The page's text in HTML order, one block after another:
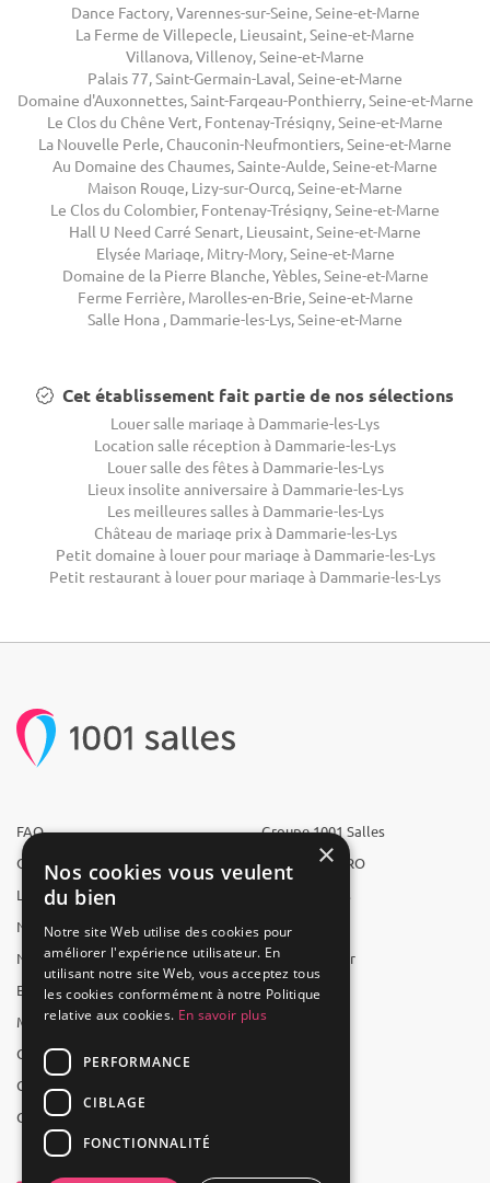
Dance Factory, Varennes-sur-Seine, Seine-et-Marne
La Ferme de Villepecle, Lieusaint, Seine-et-Marne
Villanova, Villenoy, Seine-et-Marne
Palais 77, Saint-Germain-Laval, Seine-et-Marne
Domaine d'Auxonnettes, Saint-Fargeau-Ponthierry, Seine-et-Marne
Le Clos du Chêne Vert, Fontenay-Trésigny, Seine-et-Marne
La Nouvelle Perle, Chauconin-Neufmontiers, Seine-et-Marne
Au Domaine des Chaumes, Sainte-Aulde, Seine-et-Marne
Maison Rouge, Lizy-sur-Ourcq, Seine-et-Marne
Le Clos du Colombier, Fontenay-Trésigny, Seine-et-Marne
Hall U Need Carré Senart, Lieusaint, Seine-et-Marne
Elysée Mariage, Mitry-Mory, Seine-et-Marne
Domaine de la Pierre Blanche, Yèbles, Seine-et-Marne
Ferme Ferrière, Marolles-en-Brie, Seine-et-Marne
Salle Hona , Dammarie-les-Lys, Seine-et-Marne
Cet établissement fait partie de nos sélections
Louer salle mariage à Dammarie-les-Lys
Location salle réception à Dammarie-les-Lys
Louer salle des fêtes à Dammarie-les-Lys
Lieux insolite anniversaire à Dammarie-les-Lys
Les meilleures salles à Dammarie-les-Lys
Château de mariage prix à Dammarie-les-Lys
Petit domaine à louer pour mariage à Dammarie-les-Lys
Petit restaurant à louer pour mariage à Dammarie-les-Lys
FAQ
Qui sommes-nous ?
L'équipe
Nous recrutons
Nos partenaires
Espace presse
Mentions légales
CGV
CGU
Contact
Groupe 1001 Salles
1001 Salles PRO
1001 Traiteurs
1001 Artistes
Reserverunbar
MP2
×
Nos cookies vous veulent
du bien
Notre site Web utilise des cookies pour
améliorer l'expérience utilisateur. En
utilisant notre site Web, vous acceptez tous
les cookies conformément à notre Politique
relative aux cookies. En savoir plus
PERFORMANCE
CIBLAGE
FONCTIONNALITÉ